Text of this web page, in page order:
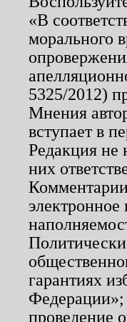
«В
морального
5325/2012)
Мнения
вступает в
Редакция не
них
гарантиях
Федерации»;
проведение